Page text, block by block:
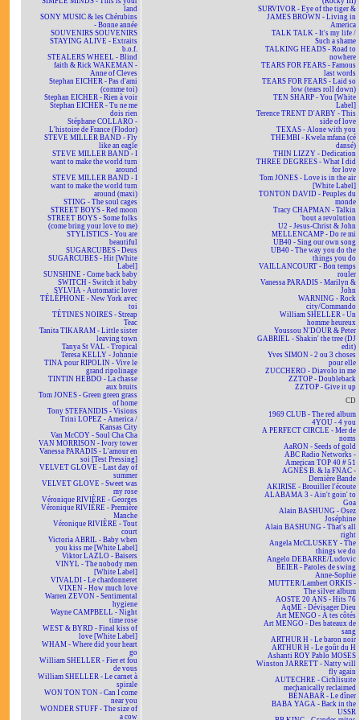
land
SONY MUSIC & les Chérubins
- Bonne année
SOUVENIRS SOUVENIRS
STAYING ALIVE - Extraits
b.o.f.
STEALERS WHEEL - Blind
faith & Rick WAKEMAN -
Anne of Cleves
Stephan EICHER - Pas d'ami
(comme toi)
Stephan EICHER - Rien à voir
Stephan EICHER - Tu ne me
dois rien
Stéphane COLLARO -
L'histoire de France (Flodor)
STEVE MILLER BAND - Fly
like an eagle
STEVE MILLER BAND - I
want to make the world turn
around
STEVE MILLER BAND - I
want to make the world turn
around (maxi)
STING - The soul cages
STREET BOYS - Red moon
STREET BOYS - Some folks
(come bring your love to me)
STYLISTICS - You are
beautiful
SUGARCUBES - Deus
SUGARCUBES - Hit [White
Label]
SUNSHINE - Come back baby
SWITCH - Switch it baby
SYLVIA - Automatic lover
TÉLÉPHONE - New York avec
toi
TÉTINES NOIRES - Streap
Teac
Tanita TIKARAM - Little sister
leaving town
Tanya St VAL - Tropical
Teresa KELLY - Johnnie
TINA pour RIPOLIN - Vive le
grand ripolinage
TINTIN HEBDO - La chasse
aux bruits
Tom JONES - Green green grass
of home
Tony STEFANIDIS - Visions
Trini LOPEZ - America /
Kansas City
Van McCOY - Soul Cha Cha
VAN MORRISON - Ivory tower
Vanessa PARADIS - L'amour en
soi [Test Pressing]
VELVET GLOVE - Last day of
summer
VELVET GLOVE - Sweet was
my rose
Véronique RIVIÈRE - Georges
Véronique RIVIÈRE - Première
Manche
Véronique RIVIÈRE - Tout
court
Victoria ABRIL - Baby when
you kiss me [White Label]
Viktor LAZLO - Baisers
VINYL - The nobody men
[White Label]
VIVALDI - Le chardonneret
VIXEN - How much love
Warren ZEVON - Sentimental
hygiene
Wayne CAMPBELL - Night
time rose
WEST & BYRD - Final kiss of
love [White Label]
WHAM - Where did your heart
go
William SHELLER - Fier et fou
de vous
William SHELLER - Le carnet à
spirale
WON TON TON - Can I come
near you
WONDER STUFF - The size of
a cow
SURVIVOR - Eye of the tiger &
JAMES BROWN - Living in
America
TALK TALK - It's my life /
Such a shame
TALKING HEADS - Road to
nowhere
TEARS FOR FEARS - Famous
last words
TEARS FOR FEARS - Laid so
low (tears roll down)
TEN SHARP - You [White
Label]
Terence TRENT D'ARBY - This
side of love
TEXAS - Alone with you
THEMBI - Kwela mfana (cé
dansé)
THIN LIZZY - Dedication
THREE DEGREES - What I did
for love
Tom JONES - Love is in the air
[White Label]
TONTON DAVID - Peuples du
monde
Tracy CHAPMAN - Talkin
'bout a revolution
U2 - Jesus-Christ & John
MELLENCAMP - Do re mi
UB40 - Sing our own song
UB40 - The way you do the
things you do
VAILLANCOURT - Bon temps
rouler
Vanessa PARADIS - Marilyn &
John
WARNING - Rock
city/Commando
William SHELLER - Un
homme heureux
Youssou N'DOUR & Peter
GABRIEL - Shakin' the tree (DJ
edit)
Yves SIMON - 2 ou 3 choses
pour elle
ZUCCHERO - Diavolo in me
ZZTOP - Doubleback
ZZTOP - Give it up
CD
1969 CLUB - The red album
4YOU - 4 you
A PERFECT CIRCLE - Mer de
noms
AaRON - Seeds of gold
ABC Radio Networks -
American TOP 40 # 51
AGNÈS B. & la FNAC -
Dernière Bande
AKIRISE - Brouiller l'écoute
ALABAMA 3 - Ain't goin' to
Goa
Alain BASHUNG - Osez
Joséphine
Alain BASHUNG - That's all
right
Angela McCLUSKEY - The
things we do
Angelo DEBARRE/Ludovic
BEIER - Paroles de swing
Anne-Sophie
MUTTER/Lambert ORKIS -
The silver album
AOSTE 20 ANS - Hits 76
AqME - Dévisager Dieu
Art MENGO - À tes côtés
Art MENGO - Des bateaux de
sang
ARTHUR H - Le baron noir
ARTHUR H - Le goût du H
Ashanti ROY Pablo MOSES
Winston JARRETT - Natty will
fly again
AUTECHRE - Cichlisuite
mechanically reclaimed
BÉNABAR - Le dîner
BABA YAGA - Back in the
USSR